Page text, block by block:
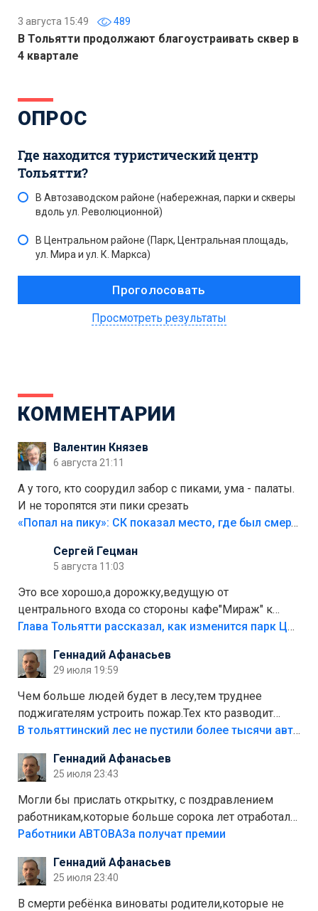
3 августа 15:49 489
В Тольятти продолжают благоустраивать сквер в
4 квартале
ОПРОС
Где находится туристический центр
Тольятти?
В Автозаводском районе (набережная, парки и скверы
вдоль ул. Революционной)
В Центральном районе (Парк, Центральная площадь,
ул. Мира и ул. К. Маркса)
Просмотреть результаты
КОММЕНТАРИИ
Валентин Князев
6 августа 21:11
А у того, кто соорудил забор с пиками, ума - палаты.
И не торопятся эти пики срезать
«Попал на пику»: СК показал место, где был смертельно травмирован ребенок в Тольятти
Сергей Гецман
5 августа 11:03
Это все хорошо,а дорожку,ведущую от
центрального входа со стороны кафе"Мираж" к
аттракционам слабо доделать?А то бордюры
лежала в парке и испортилась.Да еще,видимо,часть
украли.
Глава Тольятти рассказал, как изменится парк Центрального района
Геннадий Афанасьев
29 июля 19:59
Чем больше людей будет в лесу,тем труднее
поджигателям устроить пожар.Тех кто разводит
костры,тех надо безбожно штрафовать.Камер полно
Штрафы мизерные.
В тольяттинский лес не пустили более тысячи автомобилей
Геннадий Афанасьев
25 июля 23:43
Могли бы прислать открытку, с поздравлением
работникам,которые больше сорока лет отработали
на предприятии.
Работники АВТОВАЗа получат премии
Геннадий Афанасьев
25 июля 23:40
В смерти ребёнка виноваты родители,которые не